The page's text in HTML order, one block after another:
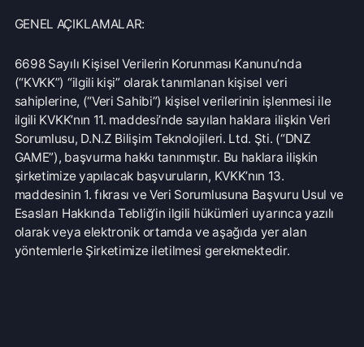
yapılacak başvurularda, 10.03.2018 tarih, 30356 sayılı
Resmi Gazete’de yayımlanarak yürürlüğe giren Veri
5. maddesi uyarınca, veri sahibine ilişkin ad, soyad ve
başvuru yazılı ise imza, Türkiye Cumhuriyeti vatandaşları
için T.C. kimlik numarası, yabancılar için uyruğu, pasaport
numarası veya varsa kimlik numarası, tebligata esas
yerleşim yeri veya iş yeri adresi, varsa bildirime esas
elektronik posta adresi, telefon ve faks numarası ve talep
konusu bilgilerinin bulunması zorunludur.
Yazılı Başvurular: